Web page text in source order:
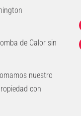
de Calor sin
nuestro
con